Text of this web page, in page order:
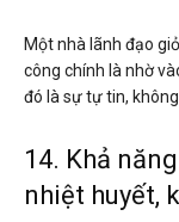
Một nhà lãnh đạo
công chính là nhờ
đó là sự tự tin,
14. Khả
nhiệt huyết,